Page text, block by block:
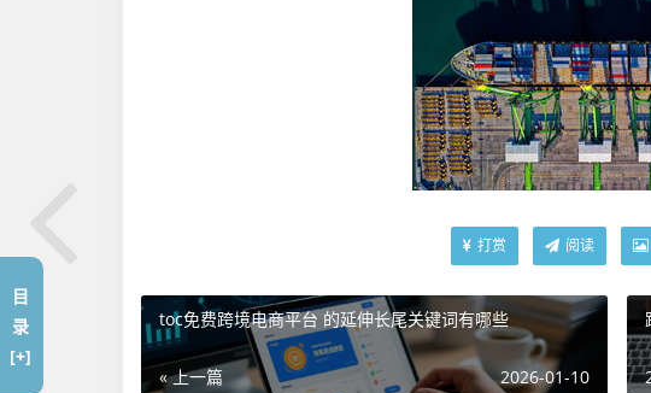
打赏 阅读
toc免费跨境电商平台 的延伸长尾关键词有哪些
« 上一篇 2026-01-10
目
录
[+]